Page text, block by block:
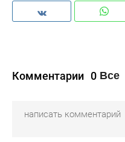
Комментарии 0 Все